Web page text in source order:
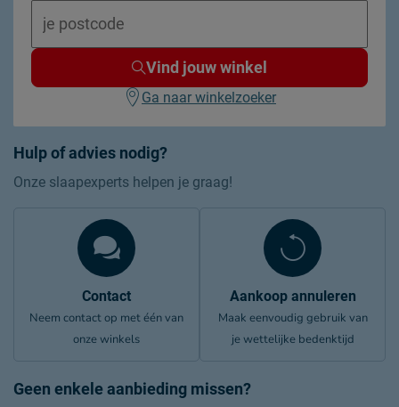
Hulp of advies nodig?
Onze slaapexperts helpen je graag!
Contact
Neem contact op met één van
onze winkels
Aankoop annuleren
Maak eenvoudig gebruik van
je wettelijke bedenktijd
Geen enkele aanbieding missen?
Vind jouw winkel
Ga naar winkelzoeker